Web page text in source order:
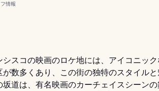
情報
シスコの映画のロケ地には、アイコニッ
が数多くあり、この街の独特のスタイル
坂道は、有名映画のカーチェイスシーン